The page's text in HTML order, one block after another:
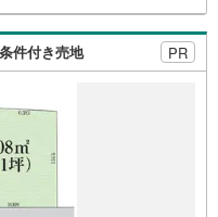
件付き売地 PR